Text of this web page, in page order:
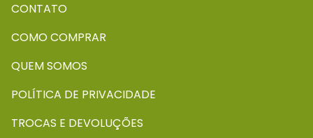
CONTATO
COMO COMPRAR
QUEM SOMOS
POLÍTICA DE PRIVACIDADE
TROCAS E DEVOLUÇÕES